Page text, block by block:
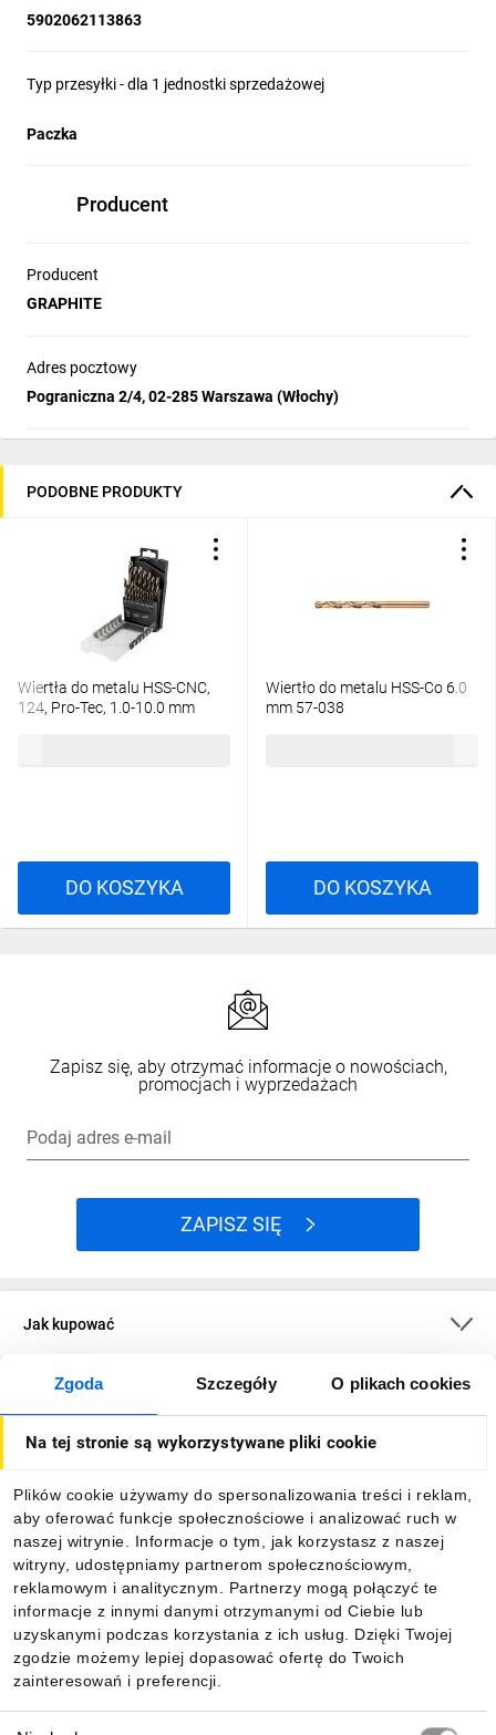
Zgoda Szczegóły O plikach cookies
Na tej stronie są wykorzystywane pliki cookie
Plików cookie używamy do spersonalizowania treści i reklam,
aby oferować funkcje społecznościowe i analizować ruch w
naszej witrynie. Informacje o tym, jak korzystasz z naszej
witryny, udostępniamy partnerom społecznościowym,
reklamowym i analitycznym. Partnerzy mogą połączyć te
informacje z innymi danymi otrzymanymi od Ciebie lub
uzyskanymi podczas korzystania z ich usług. Dzięki Twojej
zgodzie możemy lepiej dopasować ofertę do Twoich
zainteresowań i preferencji.
5902062113863
Typ przesyłki - dla 1 jednostki sprzedażowej
Paczka
Producent
Producent
GRAPHITE
Adres pocztowy
Pograniczna 2/4, 02-285 Warszawa (Włochy)
PODOBNE PRODUKTY
Wiertła do metalu HSS-CNC,
124, Pro-Tec, 1.0-10.0 mm
DO KOSZYKA
Wiertło do metalu HSS-Co 6.0
mm 57-038
DO KOSZYKA
Zapisz się, aby otrzymać informacje o nowościach,
promocjach i wyprzedażach
Podaj adres e-mail
ZAPISZ SIĘ
Jak kupować
O firmie
Informacje
Pobierz naszą aplikację mobilną: